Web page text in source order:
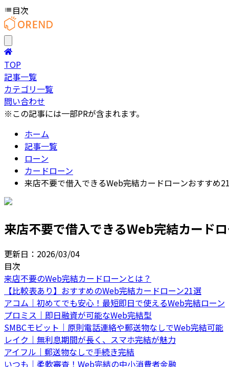
目次
TOP
記事一覧
カテゴリ一覧
問い合わせ
※この記事には一部PRが含まれます。
ホーム
記事一覧
ローン
カードローン
来店不要で借入できるWeb完結カードローンおすすめ
来店不要で借入できるWeb完結カード
更新日： 2026/03/04
目次
来店不要のWeb完結カードローンとは？
【比較表あり】おすすめのWeb完結カードローン21選
アコム｜初めてでも安心！最短即日で使えるWeb完結ローン
プロミス｜即日融資が可能なWeb完結型
SMBCモビット｜原則電話連絡や郵送物なしでWeb完結可能
レイク｜無利息期間が長く、スマホ完結が魅力
アイフル｜郵送物なしで手続き完結
いつも｜柔軟審査！Web完結の中小消費者金融